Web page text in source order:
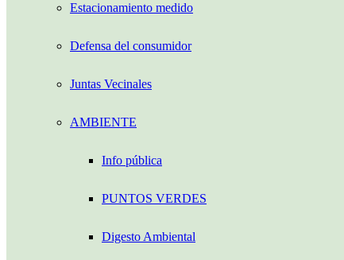
Estacionamiento medido
Defensa del consumidor
Juntas Vecinales
AMBIENTE
Info pública
PUNTOS VERDES
Digesto Ambiental